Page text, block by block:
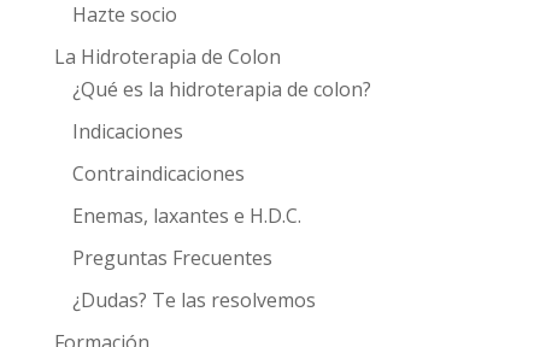
Hazte socio
La Hidroterapia de Colon
¿Qué es la hidroterapia de colon?
Indicaciones
Contraindicaciones
Enemas, laxantes e H.D.C.
Preguntas Frecuentes
¿Dudas? Te las resolvemos